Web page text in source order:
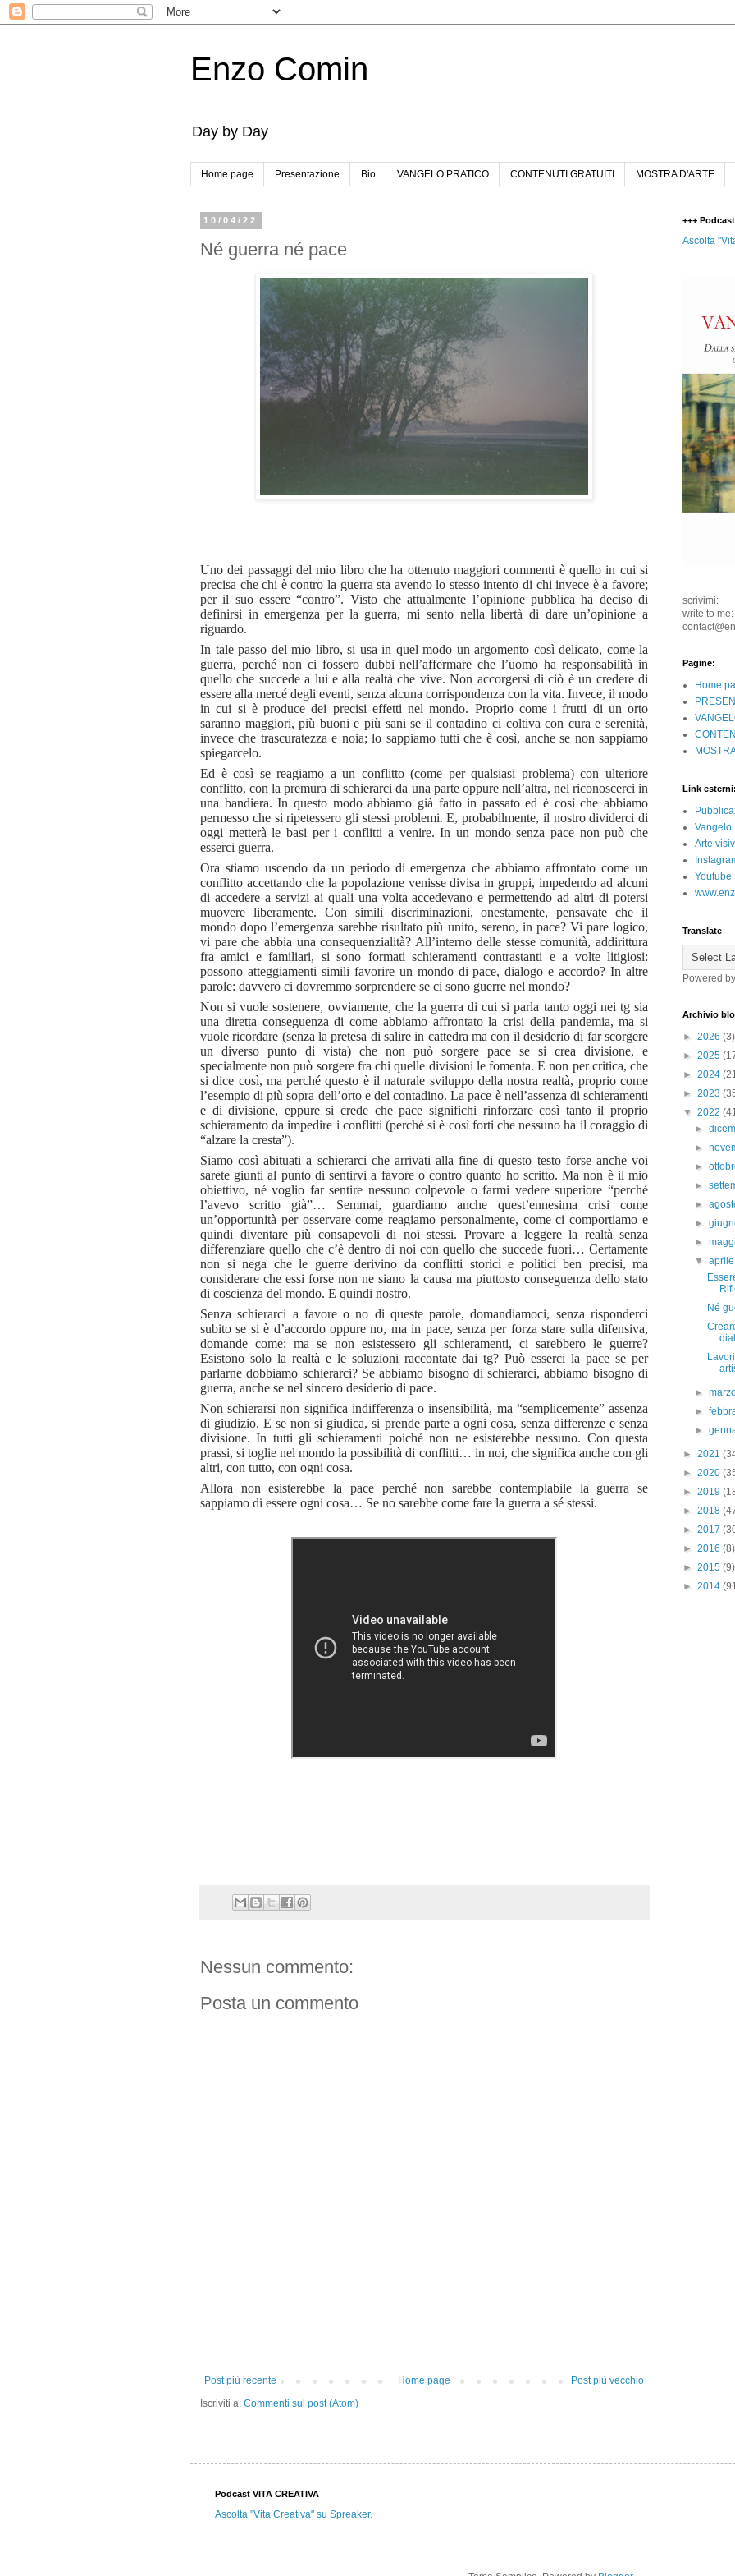
Enzo Comin
Day by Day
Home page Presentazione Bio VANGELO PRATICO CONTENUTI GRATUITI MOSTRA D'ARTE
10/04/22
Né guerra né pace
Uno dei passaggi del mio libro che ha ottenuto maggiori commenti è quello in cui si
precisa che chi è contro la guerra sta avendo lo stesso intento di chi invece è a favore;
per il suo essere “contro”. Visto che attualmente l’opinione pubblica ha deciso di
definirsi in emergenza per la guerra, mi sento nella libertà di dare un’opinione a
riguardo.
In tale passo del mio libro, si usa in quel modo un argomento così delicato, come la
guerra, perché non ci fossero dubbi nell’affermare che l’uomo ha responsabilità in
quello che succede a lui e alla realtà che vive. Non accorgersi di ciò è un credere di
essere alla mercé degli eventi, senza alcuna corrispondenza con la vita. Invece, il modo
in cui si è produce dei precisi effetti nel mondo. Proprio come i frutti di un orto
saranno maggiori, più buoni e più sani se il contadino ci coltiva con cura e serenità,
invece che trascuratezza e noia; lo sappiamo tutti che è così, anche se non sappiamo
spiegarcelo.
Ed è così se reagiamo a un conflitto (come per qualsiasi problema) con ulteriore
conflitto, con la premura di schierarci da una parte oppure nell’altra, nel riconoscerci in
una bandiera. In questo modo abbiamo già fatto in passato ed è così che abbiamo
permesso che si ripetessero gli stessi problemi. E, probabilmente, il nostro dividerci di
oggi metterà le basi per i conflitti a venire. In un mondo senza pace non può che
esserci guerra.
Ora stiamo uscendo da un periodo di emergenza che abbiamo affrontato come un
conflitto accettando che la popolazione venisse divisa in gruppi, impedendo ad alcuni
di accedere a servizi ai quali una volta accedevano e permettendo ad altri di potersi
muovere liberamente. Con simili discriminazioni, onestamente, pensavate che il
mondo dopo l’emergenza sarebbe risultato più unito, sereno, in pace? Vi pare logico,
vi pare che abbia una consequenzialità? All’interno delle stesse comunità, addirittura
fra amici e familiari, si sono formati schieramenti contrastanti e a volte litigiosi:
possono atteggiamenti simili favorire un mondo di pace, dialogo e accordo? In altre
parole: davvero ci dovremmo sorprendere se ci sono guerre nel mondo?
Non si vuole sostenere, ovviamente, che la guerra di cui si parla tanto oggi nei tg sia
una diretta conseguenza di come abbiamo affrontato la crisi della pandemia, ma si
vuole ricordare (senza la pretesa di salire in cattedra ma con il desiderio di far scorgere
un diverso punto di vista) che non può sorgere pace se si crea divisione, e
specialmente non può sorgere fra chi quelle divisioni le fomenta. E non per critica, che
si dice così, ma perché questo è il naturale sviluppo della nostra realtà, proprio come
l’esempio di più sopra dell’orto e del contadino. La pace è nell’assenza di schieramenti
e di divisione, eppure si crede che pace significhi rinforzare così tanto il proprio
schieramento da impedire i conflitti (perché si è così forti che nessuno ha il coraggio di
“alzare la cresta”).
Siamo così abituati a schierarci che arrivati alla fine di questo testo forse anche voi
sarete giunti al punto di sentirvi a favore o contro quanto ho scritto. Ma non è il mio
obiettivo, né voglio far sentire nessuno colpevole o farmi vedere superiore “perché
l’avevo scritto già”… Semmai, guardiamo anche quest’ennesima crisi come
un’opportunità per osservare come reagiamo personalmente, come ci comportiamo e
quindi diventare più consapevoli di noi stessi. Provare a leggere la realtà senza
differenziare quello che c’è dentro di noi con quello che succede fuori… Certamente
non si nega che le guerre derivino da conflitti storici e politici ben precisi, ma
considerare che essi forse non ne siano la causa ma piuttosto conseguenza dello stato
di coscienza del mondo. E quindi nostro.
Senza schierarci a favore o no di queste parole, domandiamoci, senza risponderci
subito se si è d’accordo oppure no, ma in pace, senza per forza stare sulla difensiva,
domande come: ma se non esistessero gli schieramenti, ci sarebbero le guerre?
Esistono solo la realtà e le soluzioni raccontate dai tg? Può esserci la pace se per
parlarne dobbiamo schierarci? Se abbiamo bisogno di schierarci, abbiamo bisogno di
guerra, anche se nel sincero desiderio di pace.
Non schierarsi non significa indifferenza o insensibilità, ma “semplicemente” assenza
di giudizio. E se non si giudica, si prende parte a ogni cosa, senza differenze e senza
divisione. In tutti gli schieramenti poiché non ne esisterebbe nessuno. Con questa
prassi, si toglie nel mondo la possibilità di conflitti… in noi, che significa anche con gli
altri, con tutto, con ogni cosa.
Allora non esisterebbe la pace perché non sarebbe contemplabile la guerra se
sappiamo di essere ogni cosa… Se no sarebbe come fare la guerra a sé stessi.
Nessun commento:
Posta un commento
Post più recente Post più vecchio
Home page
Iscriviti a: Commenti sul post (Atom)
+++
Ascolta
scrivimi:
write to me:
Pagine:
Home
Link esterni:
Vangelo
Arte
Youtube
Translate
Powered by
Archivio
► 2026 (3)
► 2025
► 2024
► 2023
▼ 2022
►
►
►
►
►
►
►
▼
Né
►
►
►
► 2021
► 2020
► 2019
► 2018
► 2017
► 2016 (8)
► 2015 (9)
► 2014
Podcast VITA CREATIVA
Ascolta "Vita Creativa" su Spreaker.